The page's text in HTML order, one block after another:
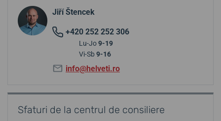
Jiří Štencek
+420 252 252 306
Lu-Jo9-19
Vi-Sb 9-16
info@helveti.ro
Sfaturi de la centrul de consiliere